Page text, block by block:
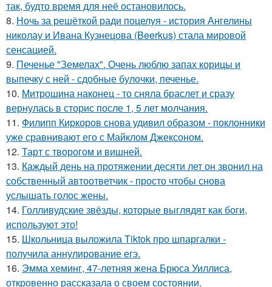
так, будто время для неё остановилось.
8. Ночь за решёткой ради поцелуя - история Ангелины
николау и Ивана Кузнецова (Beerkus) стала мировой
сенсацией.
9. Печенье "Земелах". Очень люблю запах корицы и
выпечку с ней - сдобные булочки, печенье.
10. Митрошина наконец - то сняла браслет и сразу
вернулась в сторис после 1, 5 лет молчания.
11. Филипп Киркоров снова удивил образом - поклонники
уже сравнивают его с Майклом Джексоном.
12. Тарт с творогом и вишней.
13. Каждый день на протяжении десяти лет он звонил на
собственный автоответчик - просто чтобы снова
услышать голос жены.
14. Голливудские звёзды, которые выглядят как боги,
используют это!
15. Школьница выложила Tiktok про шпаргалки -
получила аннулирование егэ.
16. Эмма хеминг, 47-летняя жена Брюса Уиллиса,
откровенно рассказала о своем состоянии.